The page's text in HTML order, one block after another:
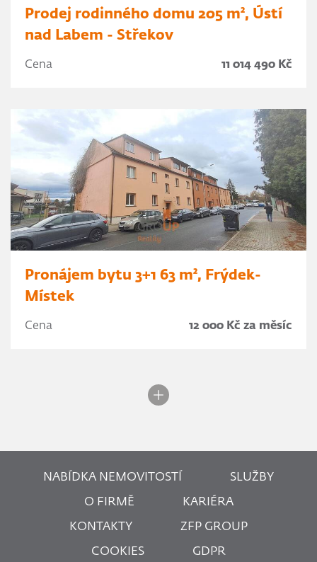
Prodej rodinného domu 205 m², Ústí
nad Labem - Střekov
Cena 11 014 490 Kč
Pronájem bytu 3+1 63 m², Frýdek-
Místek
Cena 12 000 Kč za měsíc
NABÍDKA NEMOVITOSTÍ SLUŽBY
O FIRMĚ KARIÉRA
KONTAKTY ZFP GROUP
COOKIES GDPR